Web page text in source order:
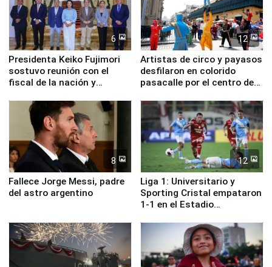
6
Presidenta Keiko Fujimori
sostuvo reunión con el
fiscal de la nación y
12
Artistas de circo y payasos
desfilaron en colorido
pasacalle por el centro de
8
Fallece Jorge Messi, padre
del astro argentino
12
Liga 1: Universitario y
Sporting Cristal empataron
1-1 en el Estadio